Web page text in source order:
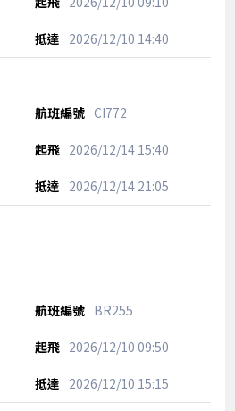
2026/12/10 14:40
CI772
2026/12/1415:40
2026/12/1421:05
BR255
2026/12/10 09:50
2026/12/10 15:15